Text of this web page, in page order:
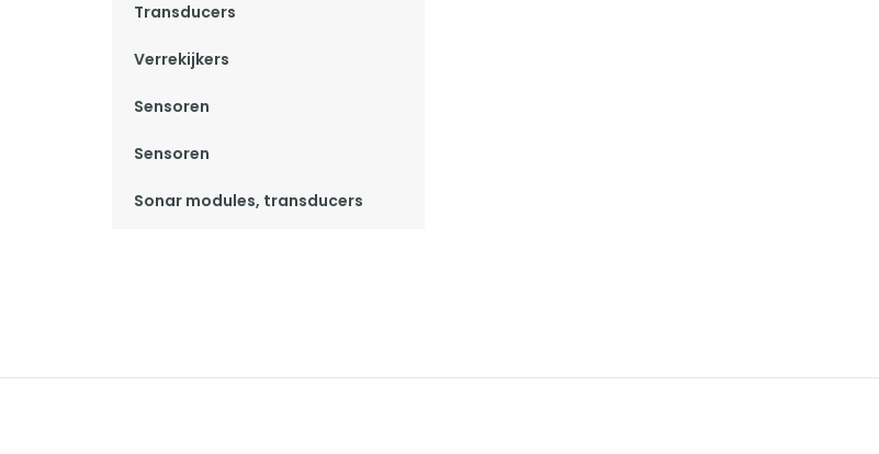
Transducers
Verrekijkers
Sensoren
Sensoren
Sonar modules, transducers